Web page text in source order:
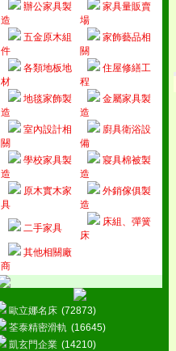
辦公家具製
造
家具量販賣
場
五金原木組
件
家飾藝品相
關
各類地板地
材
住屋修繕工
程
地毯家飾製
造
金屬家具製
造
室內設計相
關
廚具衛浴設
備
學校家具製
造
寢具棉被製
造
原木實木家
具
外銷傢俱製
造
二手家具
床組、彈簧
床
其他相關廠
商
歐立娜名床 (72873)
荃泰精密滑軌 (16645)
凱玄門企業 (14210)